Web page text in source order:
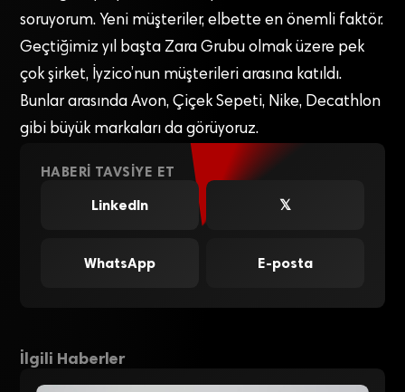
soruyorum. Yeni müşteriler, elbette en önemli faktör.
Geçtiğimiz yıl başta Zara Grubu olmak üzere pek
çok şirket, İyzico’nun müşterileri arasına katıldı.
Bunlar arasında Avon, Çiçek Sepeti, Nike, Decathlon
gibi büyük markaları da görüyoruz.
HABERI TAVSIYE ET
LinkedIn
𝕏
WhatsApp E-posta
İlgili Haberler